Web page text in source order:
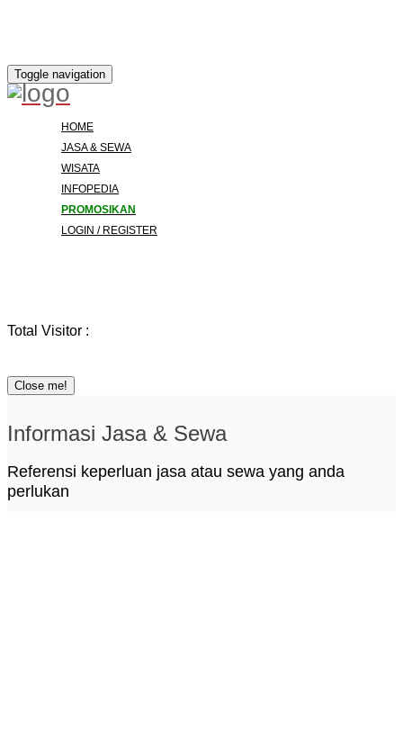
Toggle navigation
HOME
JASA & SEWA
WISATA
INFOPEDIA
PROMOSIKAN
LOGIN / REGISTER
Total Visitor :
Close me!
Informasi Jasa & Sewa
Referensi keperluan jasa atau sewa yang anda
perlukan